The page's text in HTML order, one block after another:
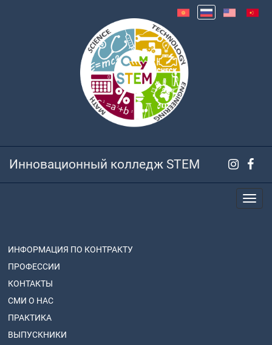
Инновационный колледж STEM
ИНФОРМАЦИЯ ПО КОНТРАКТУ
ПРОФЕССИИ
КОНТАКТЫ
СМИ О НАС
ПРАКТИКА
ВЫПУСКНИКИ